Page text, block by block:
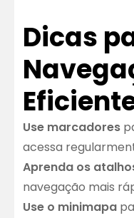
Dicas
Use marcadores
acessa
Aprenda os
navegação mais
Use o minimapa